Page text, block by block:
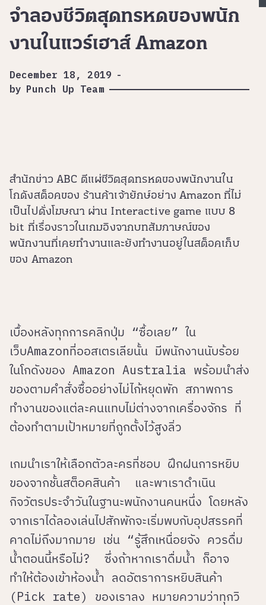
จำลองชีวิตสุดทรหดของพนัก
งานในแวร์เฮาส์ Amazon
December 18, 2019 -
by Punch Up Team
สำนักข่าว ABC ตีแผ่ชีวิตสุดทรหดของพนักงานใน
โกดังสต็อคของ ร้านค้าเจ้ายักษ์อย่าง Amazon ที่ไม่
เป็นไปดั่งโฆษณา ผ่าน Interactive game แบบ 8
bit ที่เรื่องราวในเกมอิงจากบทสัมภาษณ์ของ
พนักงานที่เคยทำงานและยังทำงานอยู่ในสต็อคเก็บ
ของ Amazon
เบื้องหลังทุกการคลิกปุ่ม “ซื้อเลย” ใน
เว็บAmazonที่ออสเตรเลียนั้น มีพนักงานนับร้อย
ในโกดังของ Amazon Australia พร้อมนำส่ง
ของตามคำสั่งซื้ออย่างไม่ไก้หยุดพัก สภาพการ
ทำงานของแต่ละคนแทบไม่ต่างจากเครื่องจักร ที่
ต้องทำตามเป้าหมายที่ถูกตั้งไว้สูงลิ่ว
เกมนำเราให้เลือกตัวละครที่ชอบ ฝึกฝนการหยิบ
ของจากชั้นสต็อคสินค้า และพาเราดำเนิน
กิจวัตรประจำวันในฐานะพนักงานคนหนึ่ง โดยหลัง
จากเราได้ลองเล่นไปสักพักจะเริ่มพบกับอุปสรรคที่
คาดไม่ถึงมากมาย เช่น “รู้สึกเหนื่อยจัง ควรดื่ม
น้ำตอนนี้หรือไม่? ซึ่งถ้าหากเราดื่มน้ำ ก็อาจ
ทำให้ต้องเข้าห้องน้ำ ลดอัตราการหยิบสินค้า
(Pick rate) ของเราลง หมายความว่าทุกวิ